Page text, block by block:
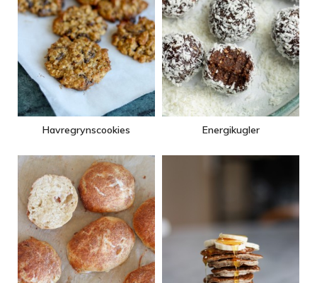
Havregrynscookies Energikugler